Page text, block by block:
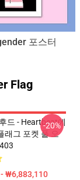
포스터
Flag
드 - Heartbeat에
래그 포켓 풀 오
₩6,883,110
-20%